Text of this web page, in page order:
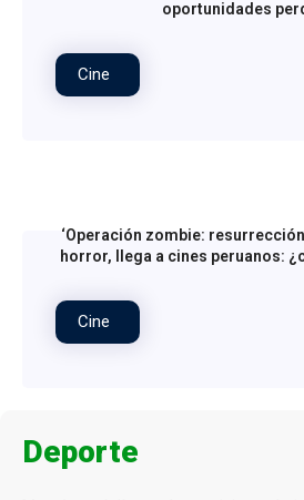
oportunidades
Cine
‘Operación zombie:
horror, llega a cines peruanos:
Cine
Deporte